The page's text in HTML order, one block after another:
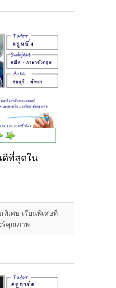
ที่สุดใน
เศษ เรียนพิเศษที่
ร์คุณภาพ